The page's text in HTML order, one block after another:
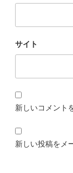
サイト
新しいコメント
新しい投稿をメ